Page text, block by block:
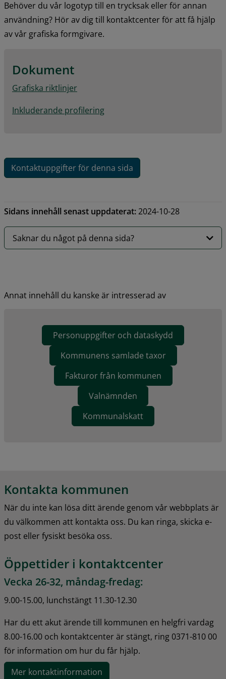
Behöver du vår logotyp till en trycksak eller för annan
användning? Hör av dig till kontaktcenter för att få hjälp
av vår grafiska formgivare.
Dokument
Grafiska riktlinjerpdf, 3.2 MB.
Inkluderande profileringpdf, 3.2 MB.
Kontaktuppgifter för denna sida
Sidans innehåll senast uppdaterat:2024-10-28
Saknar du något på denna sida?
Annat innehåll du kanske är intresserad av
Personuppgifter och dataskydd
Kommunens samlade taxor
Fakturor från kommunen
Valnämnden
Kommunalskatt
Kontakta kommunen
När du inte kan lösa ditt ärende genom vår webbplats är
du välkommen att kontakta oss. Du kan ringa, skicka e-
post eller fysiskt besöka oss.
Öppettider i kontaktcenter
Vecka 26-32, måndag-fredag:
9.00-15.00, lunchstängt 11.30-12.30
Har du ett akut ärende till kommunen en helgfri vardag
8.00-16.00 och kontaktcenter är stängt, ring 0371-810 00
för information om hur du får hjälp.
Mer kontaktinformation